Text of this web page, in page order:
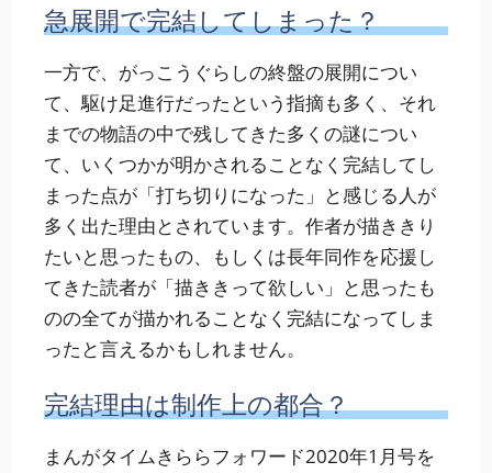
急展開で完結してしまった？
一方で、がっこうぐらしの終盤の展開につい
て、駆け足進行だったという指摘も多く、それ
までの物語の中で残してきた多くの謎につい
て、いくつかが明かされることなく完結してし
まった点が「打ち切りになった」と感じる人が
多く出た理由とされています。作者が描ききり
たいと思ったもの、もしくは長年同作を応援し
てきた読者が「描ききって欲しい」と思ったも
のの全てが描かれることなく完結になってしま
ったと言えるかもしれません。
完結理由は制作上の都合？
まんがタイムきららフォワード2020年1月号を